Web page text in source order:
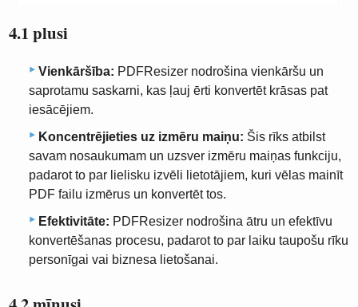
4.1 plusi
Vienkāršība: PDFResizer nodrošina vienkāršu un
saprotamu saskarni, kas ļauj ērti konvertēt krāsas pat
iesācējiem.
Koncentrējieties uz izmēru maiņu: Šis rīks atbilst
savam nosaukumam un uzsver izmēru maiņas funkciju,
padarot to par lielisku izvēli lietotājiem, kuri vēlas mainīt
PDF failu izmērus un konvertēt tos.
Efektivitāte: PDFResizer nodrošina ātru un efektīvu
konvertēšanas procesu, padarot to par laiku taupošu rīku
personīgai vai biznesa lietošanai.